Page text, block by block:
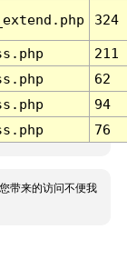
324
211
62
94
76
带来的访问不便我